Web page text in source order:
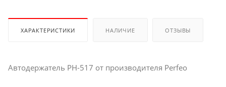
ХАРАКТЕРИСТИКИ НАЛИЧИЕ ОТЗЫВЫ
Автодержатель PH-517 от производителя Perfeo